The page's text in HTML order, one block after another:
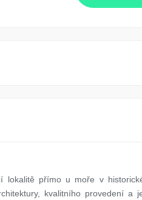
přímo u moře v
kvalitního provedení a